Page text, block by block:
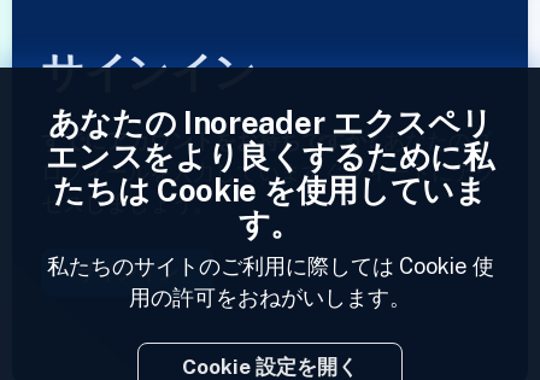
サインイン
すでにアカウントをお持ちですか?あなたのプ
ロフィールを入力していますぐフィードにアク
セスしましょう。
サインイン
あなたの Inoreader エクスペリ
エンスをより良くするために私
たちは Cookie を使用していま
す。
私たちのサイトのご利用に際しては Cookie 使
用の許可をおねがいします。
Cookie 設定を開く